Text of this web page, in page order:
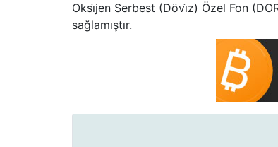
Oksi̇jen Serbest (Dövi̇z) Özel Fon
sağlamıştır.